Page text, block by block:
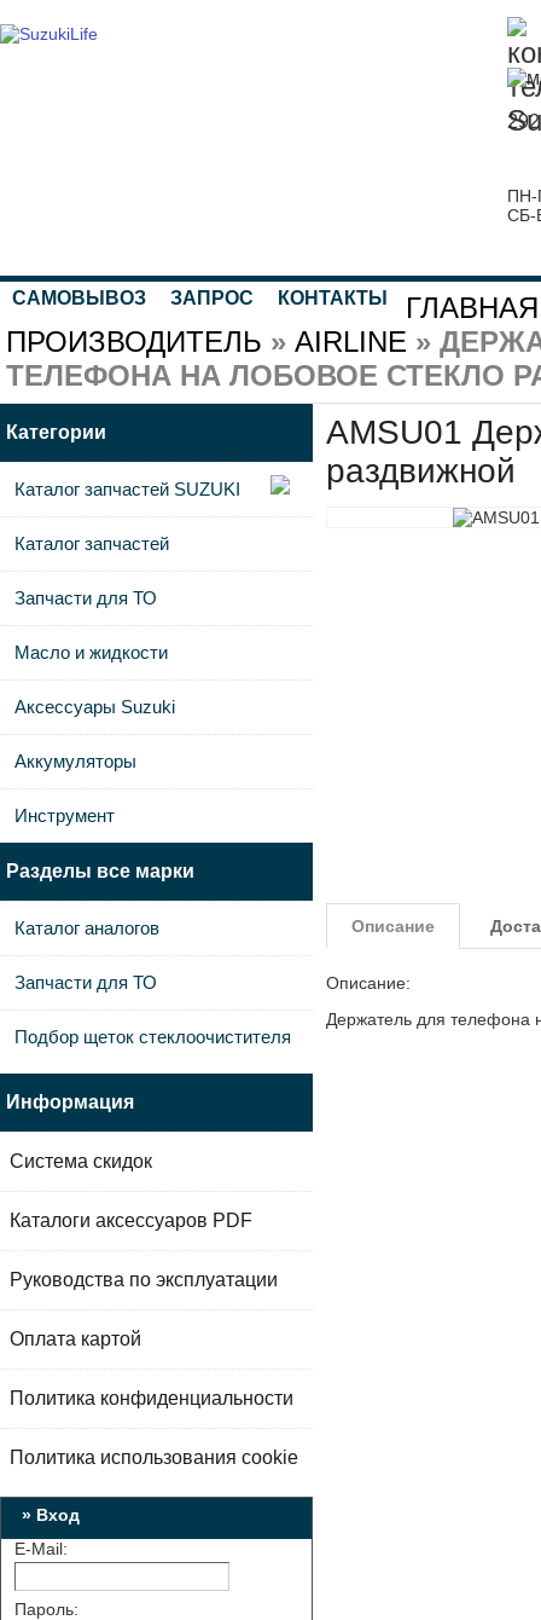
ПН-
СБ-
САМОВЫВОЗ ЗАПРОС КОНТАКТЫ ГЛАВНАЯ
ПРОИЗВОДИТЕЛЬ » AIRLINE »
ТЕЛЕФОНА НА ЛОБОВОЕ СТЕКЛО
AMSU01
раздвижной
Описание
Описание:
Держатель для телефона
Категории
Каталог запчастей SUZUKI
Каталог запчастей
Запчасти для ТО
Масло и жидкости
Аксессуары Suzuki
Аккумуляторы
Инструмент
Разделы все марки
Каталог аналогов
Запчасти для ТО
Подбор щеток стеклоочистителя
Информация
Система скидок
Каталоги аксессуаров PDF
Руководства по эксплуатации
Оплата картой
Политика конфиденциальности
Политика использования cookie
» Вход
E-Mail:
Пароль: